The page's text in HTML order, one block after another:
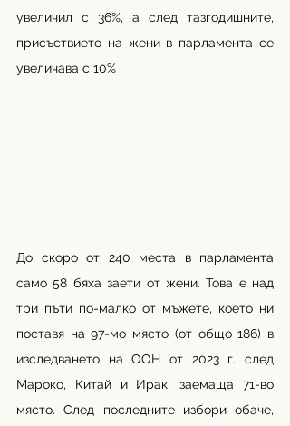
увеличил с 36%, а след тазгодишните,
присъствието на жени в парламента се
увеличава с 10%
До скоро от 240 места в парламента
само 58 бяха заети от жени. Това е над
три пъти по-малко от мъжете, което ни
поставя на 97-мо място (от общо 186) в
изследването на ООН от 2023 г. след
Мароко, Китай и Ирак, заемаща 71-во
място. След последните избори обаче,